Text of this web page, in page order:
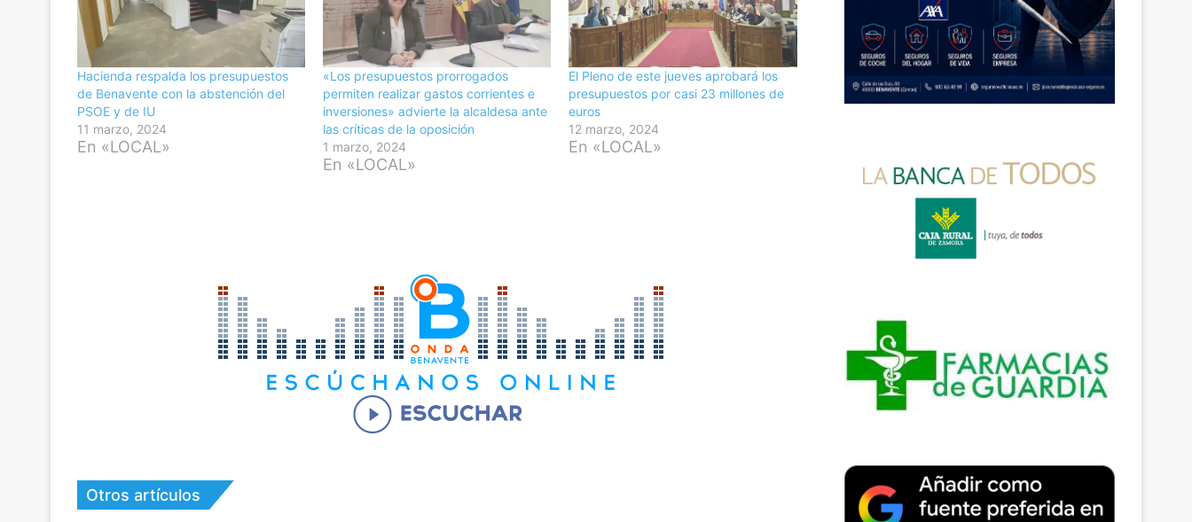
Hacienda respalda los presupuestos
de Benavente con la abstención del
PSOE y de IU
11 marzo, 2024
En «LOCAL»
«Los presupuestos prorrogados
permiten realizar gastos corrientes e
inversiones» advierte la alcaldesa ante
las críticas de la oposición
1 marzo, 2024
En «LOCAL»
El Pleno de este jueves aprobará los
presupuestos por casi 23 millones de
euros
12 marzo, 2024
En «LOCAL»
Otros artículos